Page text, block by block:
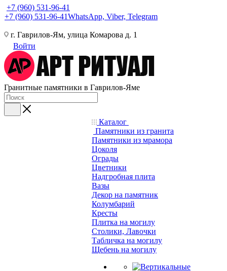
+7 (960) 531-96-41
+7 (960) 531-96-41WhatsApp, Viber, Telegram
г. Гаврилов-Ям, улица Комарова д. 1
Войти
Гранитные памятники в Гаврилов-Яме
Каталог
Памятники из гранита
Памятники из мрамора
Цоколя
Ограды
Цветники
Надгробная плита
Вазы
Декор на памятник
Колумбарий
Кресты
Плитка на могилу
Столики, Лавочки
Табличка на могилу
Щебень на могилу